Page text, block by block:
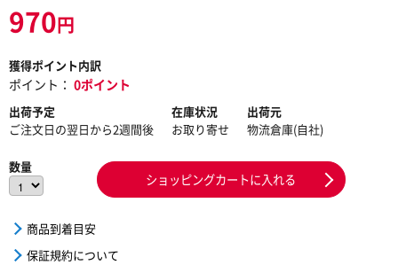
970円
獲得ポイント内訳
ポイント： 0ポイント
出荷予定
ご注文日の翌日から2週間後
在庫状況
お取り寄せ
出荷元
物流倉庫(自社)
数量
ショッピングカートに入れる
商品到着目安
保証規約について